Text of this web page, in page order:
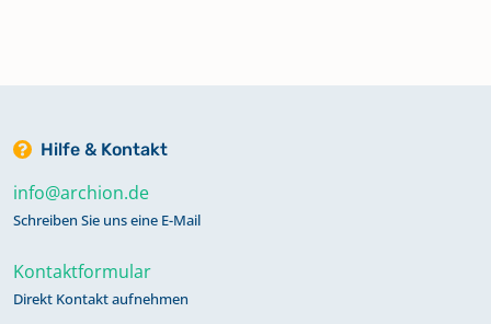
Hilfe & Kontakt
info@archion.de
Schreiben Sie uns eine E-Mail
Kontaktformular
Direkt Kontakt aufnehmen